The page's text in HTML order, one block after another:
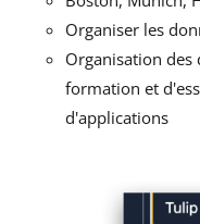
Organiser les
Organisation des
formation et
d'applications